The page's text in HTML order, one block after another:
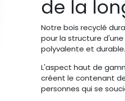
de la
Notre bois recyclé
pour la structure
polyvalente et durable.
L'aspect haut de
créent le contenant
personnes qui se